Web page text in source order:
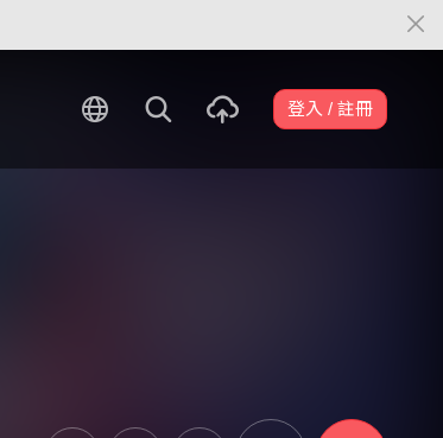
登入 / 註冊